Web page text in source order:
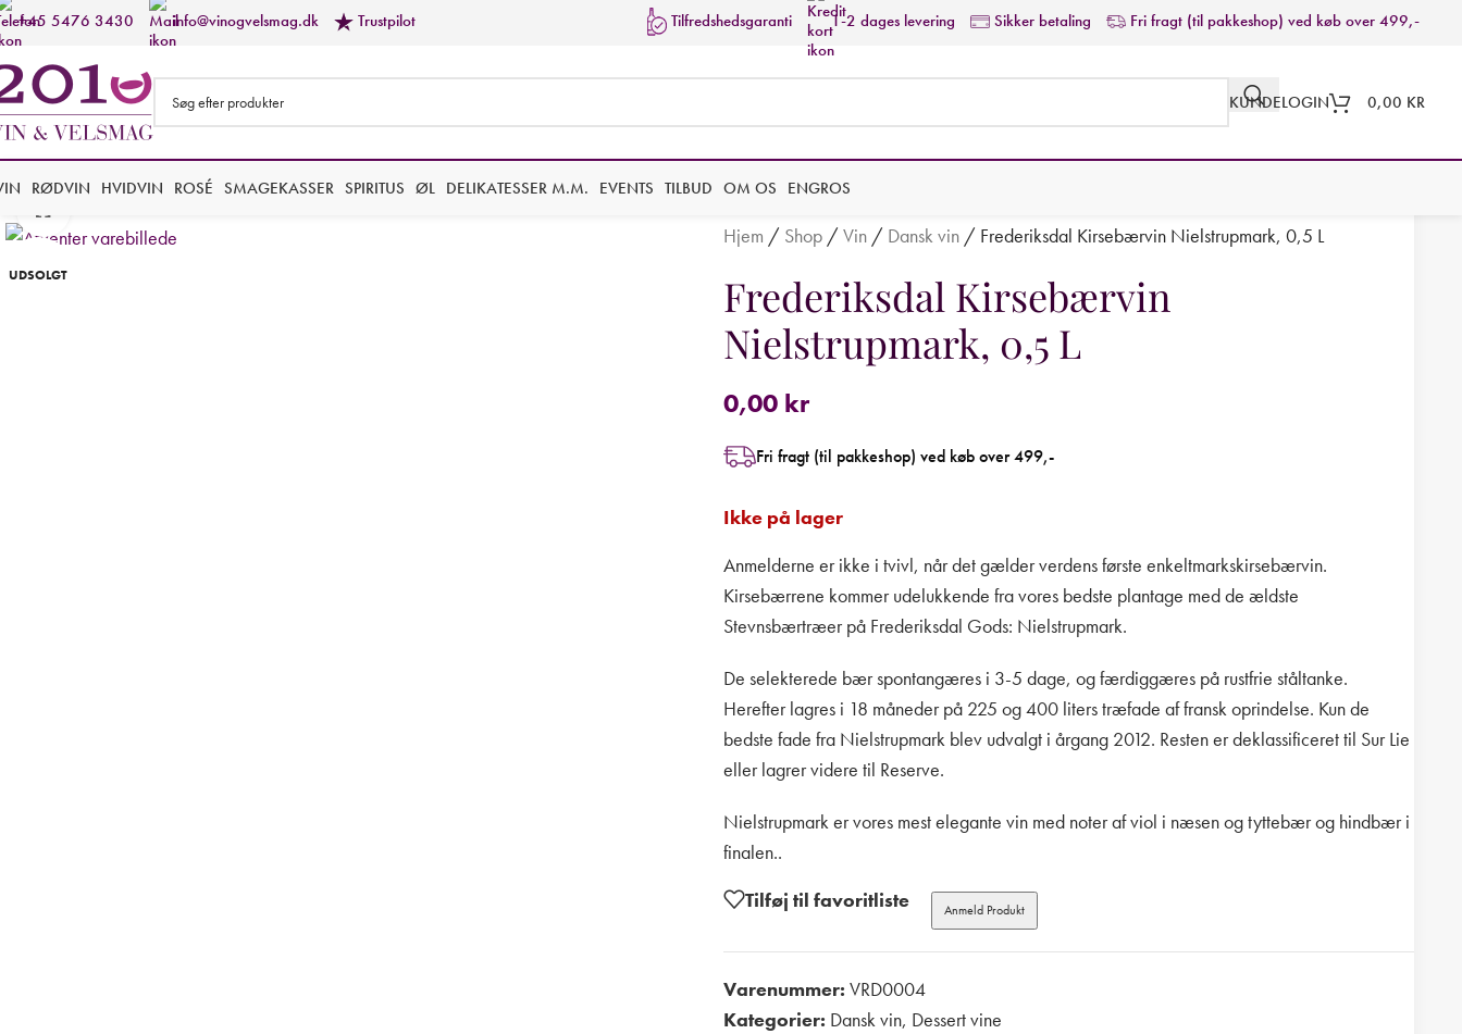
+45 5476 3430 info@vinogvelsmag.dk Trustpilot Tilfredshedsgaranti 1-2 dages levering Sikker betaling Fri fragt (til pakkeshop) ved køb over 499,-
KUNDELOGIN 0,00 KR
RØDVIN HVIDVIN ROSÉ SMAGEKASSER SPIRITUS ØL DELIKATESSER M.M. EVENTS TILBUD OM OS ENGROS
UDSOLGT
Hjem / Shop/ Vin/ Dansk vin/ Frederiksdal Kirsebærvin Nielstrupmark, 0,5 L
Frederiksdal Kirsebærvin
Nielstrupmark, 0,5 L
0,00 kr
Fri fragt (til pakkeshop) ved køb over 499,-
Ikke på lager
Anmelderne er ikke i tvivl, når det gælder verdens første enkeltmarkskirsebærvin.
Kirsebærrene kommer udelukkende fra vores bedste plantage med de ældste
Stevnsbærtræer på Frederiksdal Gods: Nielstrupmark.
De selekterede bær spontangæres i 3-5 dage, og færdiggæres på rustfrie ståltanke.
Herefter lagres i 18 måneder på 225 og 400 liters træfade af fransk oprindelse. Kun de
bedste fade fra Nielstrupmark blev udvalgt i årgang 2012. Resten er deklassificeret til Sur Lie
eller lagrer videre til Reserve.
Nielstrupmark er vores mest elegante vin med noter af viol i næsen og tyttebær og hindbær i
finalen..
Tilføj til favoritliste
Anmeld Produkt
Varenummer: VRD0004
Kategorier: Dansk vin, Dessert vine